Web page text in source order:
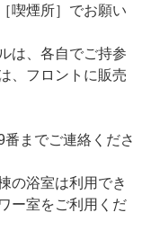
喫煙所］でお願い
は、各自でご持参
、フロントに販売
までご連絡くださ
の浴室は利用でき
ー室をご利用くだ